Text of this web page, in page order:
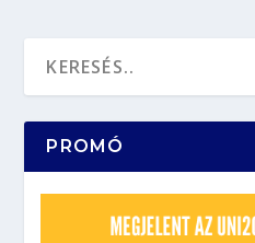
PROMÓ